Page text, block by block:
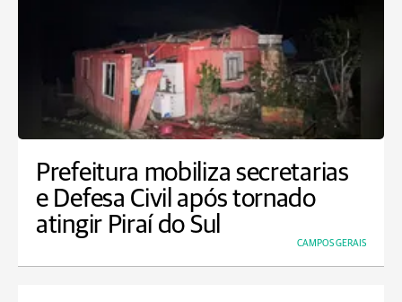
Prefeitura mobiliza secretarias
e Defesa Civil após tornado
atingir Piraí do Sul
CAMPOS GERAIS